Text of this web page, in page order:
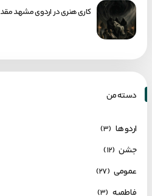
کاری هنری در اردوی مشهد
دسته من
اردو ها (۳)
جشن (۱۲)
عمومی (۲۷)
فاطمیه (۳)